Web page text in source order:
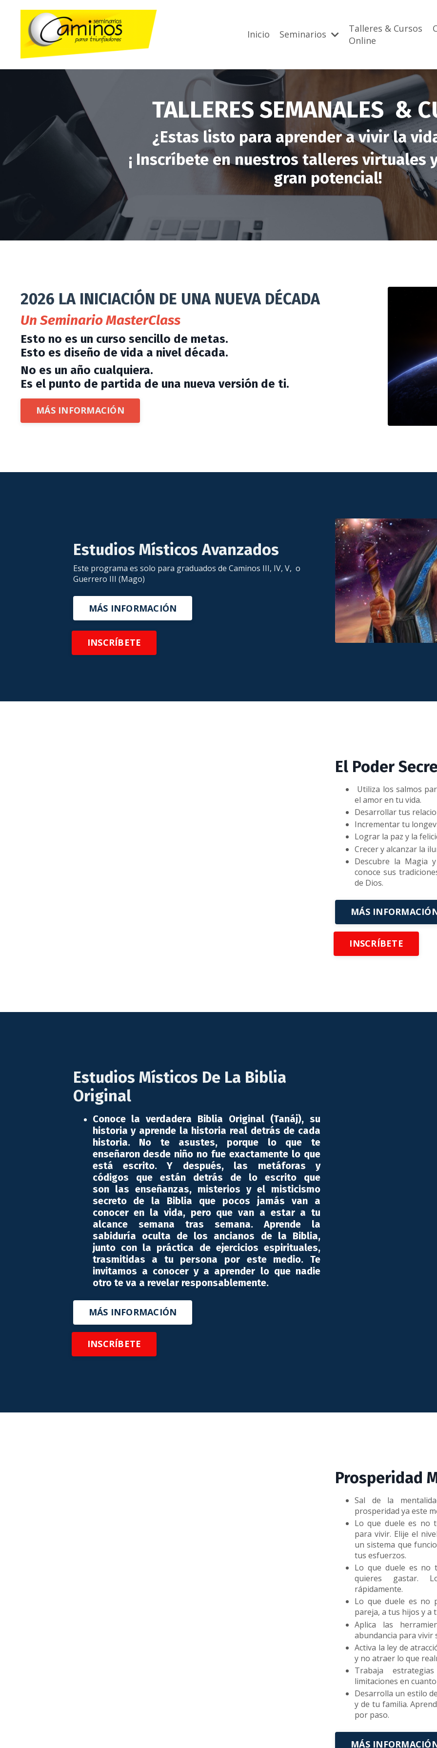
Inicio Seminarios
Talleres & Cursos
Online
TALLERES SEMANALES &
¿Estas listo para aprender a vivir la
¡Inscríbete en nuestros talleres virtuales
gran potencial!
2026 LA INICIACIÓN DE UNA NUEVA DÉCADA
Un Seminario MasterClass
Esto no es un curso sencillo de metas.
Esto es diseño de vida a nivel década.
No es un año cualquiera.
Es el punto de partida de una nueva versión de ti.
MÁS INFORMACIÓN
Estudios Místicos Avanzados
Este programa es solo para graduados de Caminos III, IV, V, o
Guerrero III (Mago)
MÁS INFORMACIÓN
INSCRÍBETE
El Poder
Utiliza los salmos
el amor en tu vida.
Desarrollar tus
Incrementar tu
Lograr la paz y la
Crecer y alcanzar la
Descubre la Magia
conoce sus
de Dios.
MÁS
INSCRÍBETE
Estudios Místicos De La Biblia
Original
Conoce la verdadera Biblia Original (Tanáj), su
historia y aprende la historia real detrás de cada
historia. No te asustes, porque lo que te
enseñaron desde niño no fue exactamente lo que
está escrito. Y después, las metáforas y
códigos que están detrás de lo escrito que
son las enseñanzas, misterios y el misticismo
secreto de la Biblia que pocos jamás van a
conocer en la vida, pero que van a estar a tu
alcance semana tras semana. Aprende la
sabiduría oculta de los ancianos de la Biblia,
junto con la práctica de ejercicios espirituales,
trasmitidas a tu persona por este medio. Te
invitamos a conocer y a aprender lo que nadie
otro te va a revelar responsablemente.
MÁS INFORMACIÓN
INSCRÍBETE
Prosperidad
Sal de la
prosperidad ya este
Lo que duele es no
para vivir. Elije el
un sistema que
tus esfuerzos.
Lo que duele es no
quieres gastar.
rápidamente.
Lo que duele es no
pareja, a tus hijos y a
Aplica las
abundancia para vivir
Activa la ley de
y no atraer lo que
Trabaja
limitaciones en
Desarrolla un estilo
y de tu familia.
por paso.
MÁS